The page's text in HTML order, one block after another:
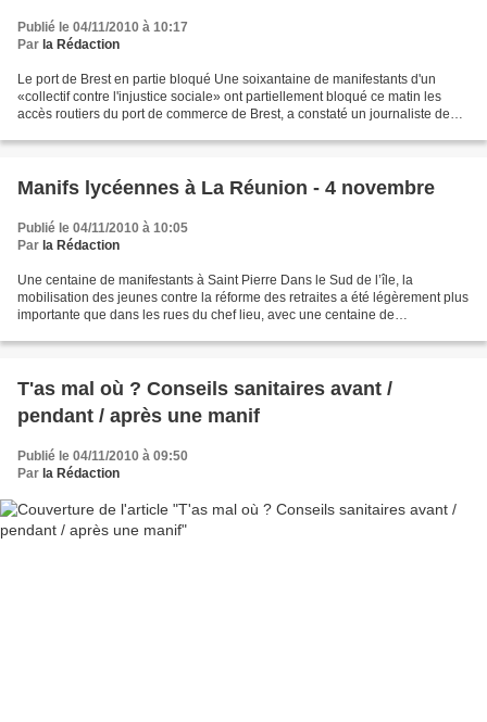
Publié le 04/11/2010 à 10:17
Par la Rédaction
Le port de Brest en partie bloqué Une soixantaine de manifestants d'un
«collectif contre l'injustice sociale» ont partiellement bloqué ce matin les
accès routiers du port de commerce de Brest, a constaté un journaliste de
Manifs lycéennes à La Réunion - 4 novembre
Publié le 04/11/2010 à 10:05
Par la Rédaction
Une centaine de manifestants à Saint Pierre Dans le Sud de l’île, la
mobilisation des jeunes contre la réforme des retraites a été légèrement plus
importante que dans les rues du chef lieu, avec une centaine de
T'as mal où ? Conseils sanitaires avant /
pendant / après une manif
Publié le 04/11/2010 à 09:50
Par la Rédaction